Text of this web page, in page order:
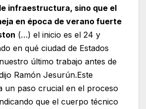
infraestructura, sino que el
en época de verano fuerte
(…) el inicio es el 24 y
en qué ciudad de Estados
último trabajo antes de
Ramón Jesurún.Este
un paso crucial en el proceso
que el cuerpo técnico